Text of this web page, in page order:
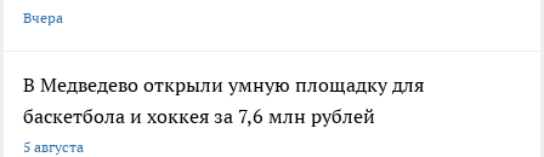
Вчера
В Медведево открыли умную площадку для
баскетбола и хоккея за 7,6 млн рублей
5 августа